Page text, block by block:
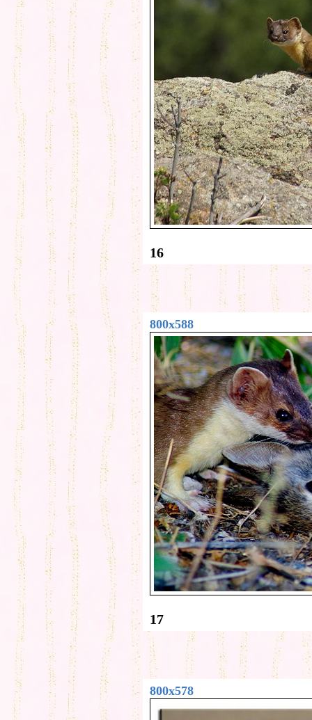
16
800x588
17
800x578